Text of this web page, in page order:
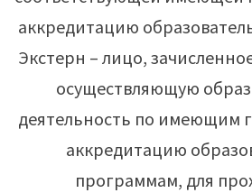
аккредитацию
Экстерн – лицо,
осуществляющую
деятельность по имеющим
аккредитацию
программам, для